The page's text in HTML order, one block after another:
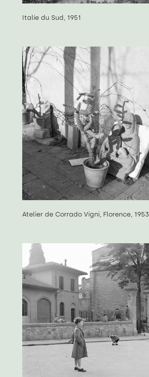
Italie du Sud, 1951
Atelier de Corrado Vigni, Florence, 1953